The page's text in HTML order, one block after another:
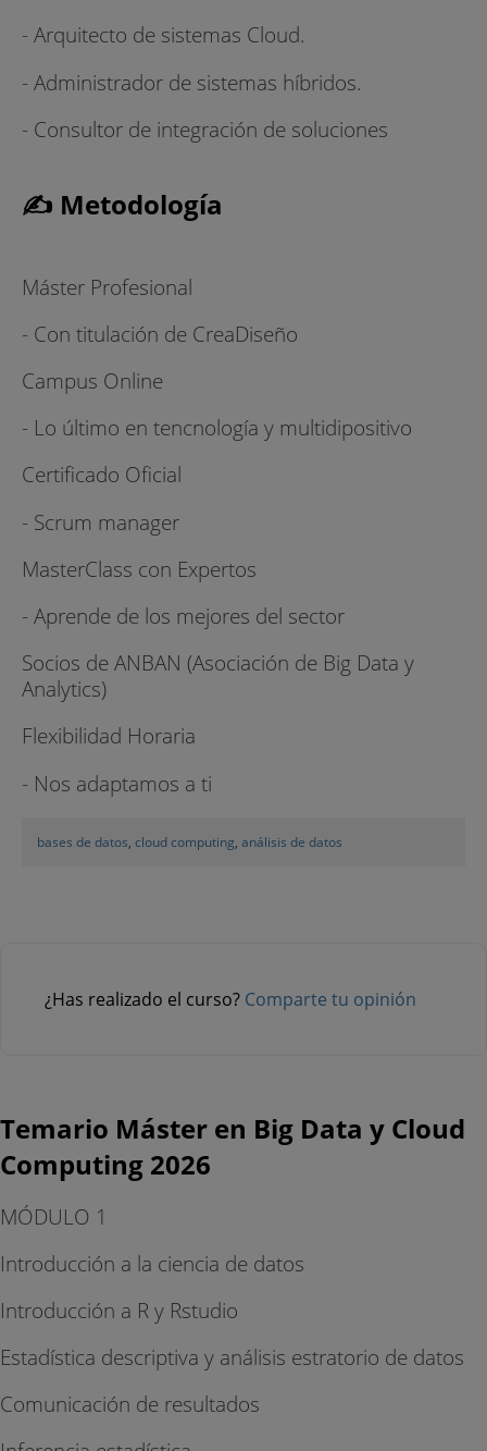
- Arquitecto de sistemas Cloud.
- Administrador de sistemas híbridos.
- Consultor de integración de soluciones
✍ Metodología
Máster Profesional
- Con titulación de CreaDiseño
Campus Online
- Lo último en tencnología y multidipositivo
Certificado Oficial
- Scrum manager
MasterClass con Expertos
- Aprende de los mejores del sector
Socios de ANBAN (Asociación de Big Data y
Analytics)
Flexibilidad Horaria
- Nos adaptamos a ti
bases de datos, cloud computing, análisis de datos
¿Has realizado el curso? Comparte tu opinión
Temario Máster en Big Data y Cloud
Computing 2026
MÓDULO 1
Introducción a la ciencia de datos
Introducción a R y Rstudio
Estadística descriptiva y análisis estratorio de datos
Comunicación de resultados